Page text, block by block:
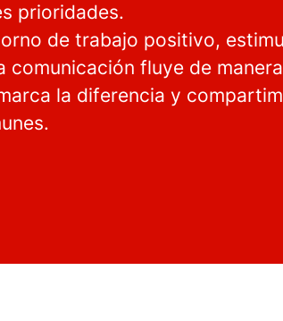
prioridades.
de trabajo positivo,
comunicación fluye de
la diferencia y